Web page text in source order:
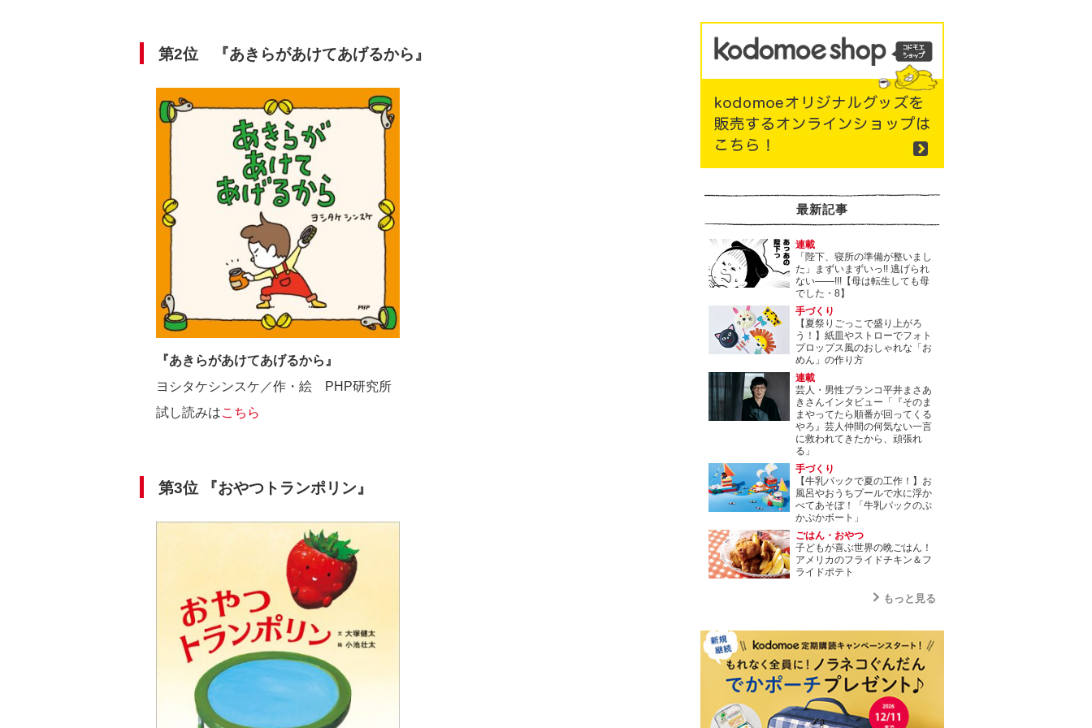
第2位 『あきらがあけてあげるから』
『あきらがあけてあげるから』
ヨシタケシンスケ／作・絵 PHP研究所
試し読みはこちら
第3位 『おやつトランポリン』
最新記事
連載
「陛下、寝所の準備が整いまし
た」まずいまずいっ!! 逃げられ
ない――!!!【母は転生しても母
でした・8】
手づくり
【夏祭りごっこで盛り上がろ
う！】紙皿やストローでフォト
プロップス風のおしゃれな「お
めん」の作り方
連載
芸人・男性ブランコ平井まさあ
きさんインタビュー「『そのま
まやってたら順番が回ってくる
やろ』芸人仲間の何気ない一言
に救われてきたから、頑張れ
る」
手づくり
【牛乳パックで夏の工作！】お
風呂やおうちプールで水に浮か
べてあそぼ！「牛乳パックのぷ
かぷかボート」
ごはん・おやつ
子どもが喜ぶ世界の晩ごはん！
アメリカのフライドチキン＆フ
ライドポテト
もっと見る